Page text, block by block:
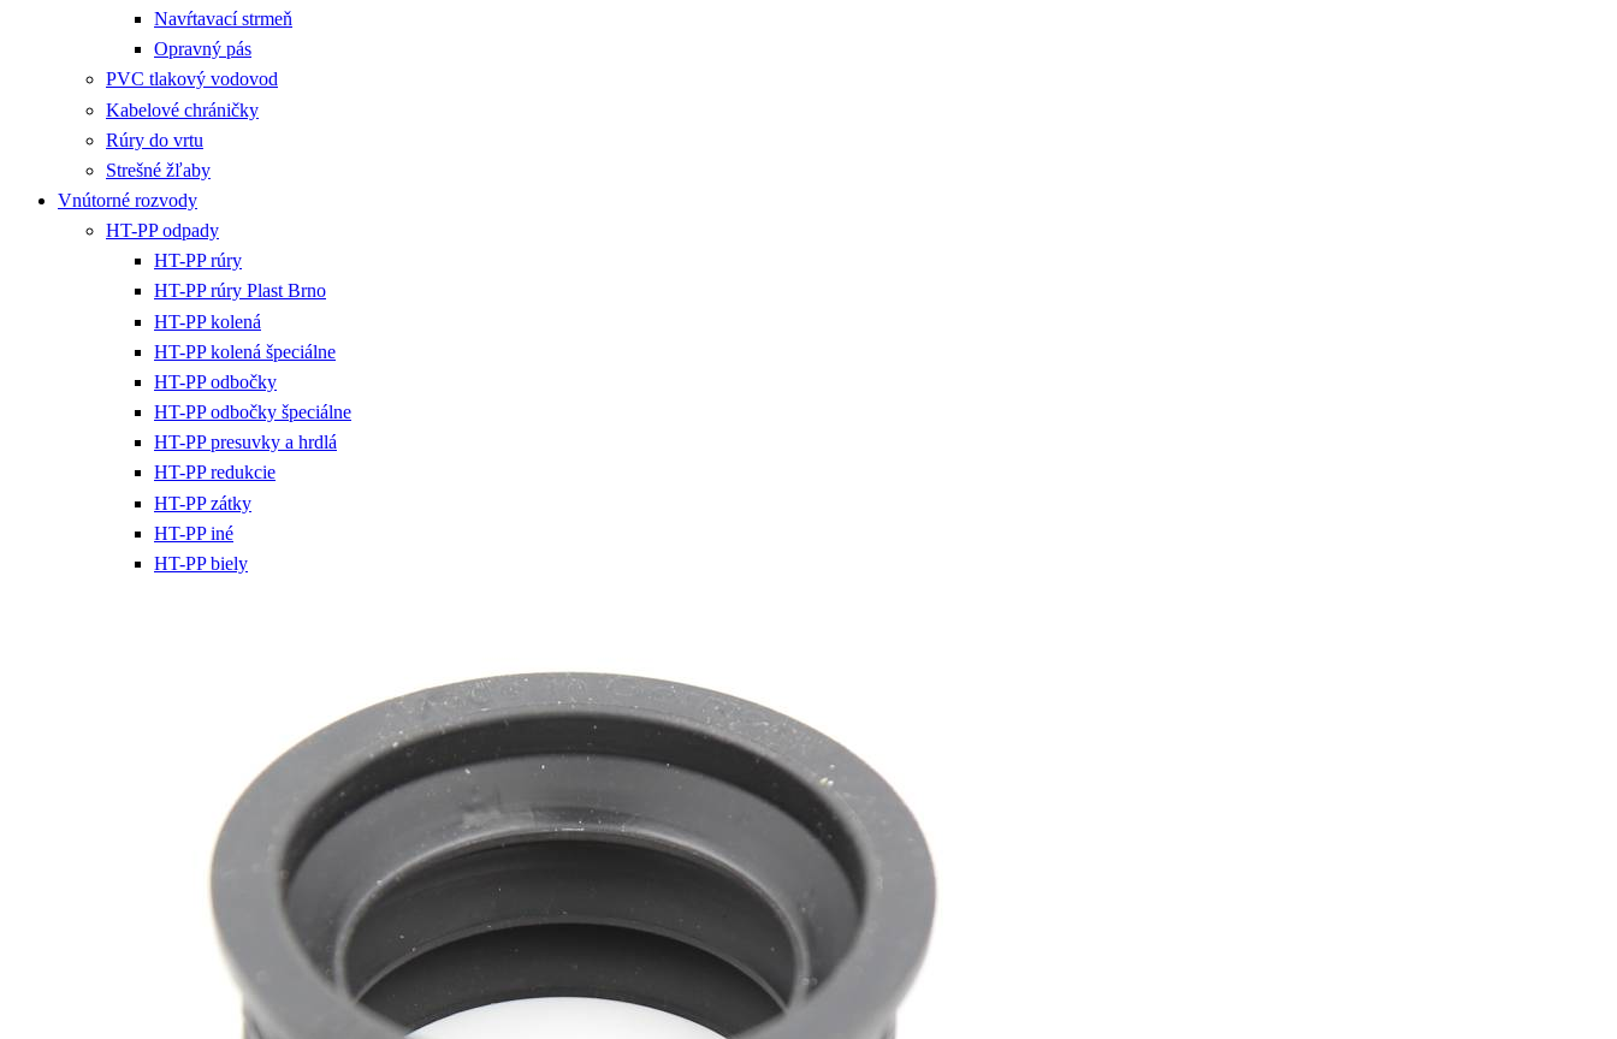
Navŕtavací strmeň
Opravný pás
PVC tlakový vodovod
Kabelové chráničky
Rúry do vrtu
Strešné žľaby
Vnútorné rozvody
HT-PP odpady
HT-PP rúry
HT-PP rúry Plast Brno
HT-PP kolená
HT-PP kolená špeciálne
HT-PP odbočky
HT-PP odbočky špeciálne
HT-PP presuvky a hrdlá
HT-PP redukcie
HT-PP zátky
HT-PP iné
HT-PP biely